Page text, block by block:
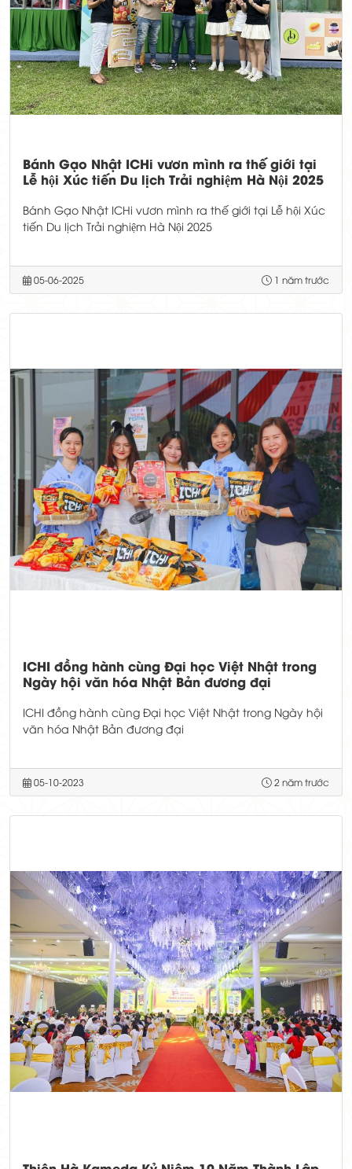
Bánh Gạo Nhật ICHi vươn mình ra thế giới tại
Lễ hội Xúc tiến Du lịch Trải nghiệm Hà Nội 2025
Bánh Gạo Nhật ICHi vươn mình ra thế giới tại Lễ hội Xúc
tiến Du lịch Trải nghiệm Hà Nội 2025
05-06-2025 1 năm trước
ICHI đồng hành cùng Đại học Việt Nhật trong
Ngày hội văn hóa Nhật Bản đương đại
ICHI đồng hành cùng Đại học Việt Nhật trong Ngày hội
văn hóa Nhật Bản đương đại
05-10-2023 2 năm trước